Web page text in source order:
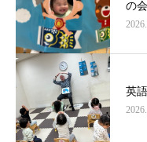
の会
英